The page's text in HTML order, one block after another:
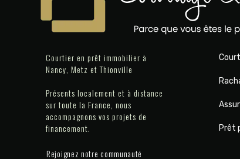
Courtier en prêt immobilier à
Nancy, Metz et Thionville
Présents localement et à distance
sur toute la France, nous
accompagnons vos projets de
financement.
Rejoignez notre communauté
Prêt